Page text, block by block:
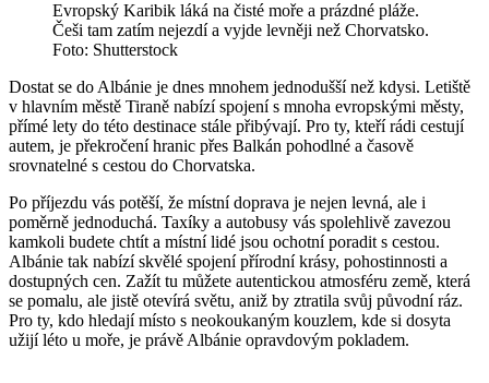
Evropský Karibik láká na čisté moře a prázdné pláže.
Češi tam zatím nejezdí a vyjde levněji než Chorvatsko.
Foto: Shutterstock
Dostat se do Albánie je dnes mnohem jednodušší než kdysi. Letiště
v hlavním městě Tiraně nabízí spojení s mnoha evropskými městy,
přímé lety do této destinace stále přibývají. Pro ty, kteří rádi cestují
autem, je překročení hranic přes Balkán pohodlné a časově
srovnatelné s cestou do Chorvatska.
Po příjezdu vás potěší, že místní doprava je nejen levná, ale i
poměrně jednoduchá. Taxíky a autobusy vás spolehlivě zavezou
kamkoli budete chtít a místní lidé jsou ochotní poradit s cestou.
Albánie tak nabízí skvělé spojení přírodní krásy, pohostinnosti a
dostupných cen. Zažít tu můžete autentickou atmosféru země, která
se pomalu, ale jistě otevírá světu, aniž by ztratila svůj původní ráz.
Pro ty, kdo hledají místo s neokoukaným kouzlem, kde si dosyta
užijí léto u moře, je právě Albánie opravdovým pokladem.